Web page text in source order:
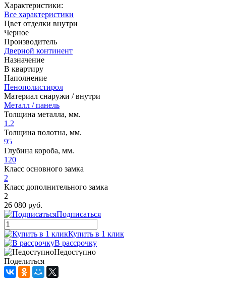
Характеристики:
Все характеристики
Цвет отделки внутри
Черное
Производитель
Дверной континент
Назначение
В квартиру
Наполнение
Пенополистирол
Материал снаружи / внутри
Металл / панель
Толщина металла, мм.
1.2
Толщина полотна, мм.
95
Глубина короба, мм.
120
Класс основного замка
2
Класс дополнительного замка
2
26 080 руб.
Подписаться
Купить в 1 клик
В рассрочку
Недоступно
Поделиться